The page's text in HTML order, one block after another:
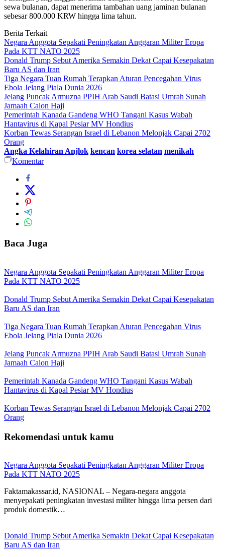
sewa bulanan, dapat menerima tambahan uang jaminan bulanan
sebesar 800.000 KRW hingga lima tahun.
Berita Terkait
Negara Anggota Sepakati Peningkatan Anggaran Militer Eropa
Pada KTT NATO 2025
Donald Trump Sebut Amerika Semakin Dekat Capai Kesepakatan
Baru AS dan Iran
Tiga Negara Tuan Rumah Terapkan Aturan Pencegahan Virus
Ebola Jelang Piala Dunia 2026
Jelang Puncak Armuzna PPIH Arab Saudi Batasi Umrah Sunah
Jamaah Calon Haji
Pemerintah Kanada Gandeng WHO Tangani Kasus Wabah
Hantavirus di Kapal Pesiar MV Hondius
Korban Tewas Serangan Israel di Lebanon Melonjak Capai 2702
Orang
Angka Kelahiran Anjlok kencan korea selatan menikah
Komentar
Baca Juga
Negara Anggota Sepakati Peningkatan Anggaran Militer Eropa
Pada KTT NATO 2025
Donald Trump Sebut Amerika Semakin Dekat Capai Kesepakatan
Baru AS dan Iran
Tiga Negara Tuan Rumah Terapkan Aturan Pencegahan Virus
Ebola Jelang Piala Dunia 2026
Jelang Puncak Armuzna PPIH Arab Saudi Batasi Umrah Sunah
Jamaah Calon Haji
Pemerintah Kanada Gandeng WHO Tangani Kasus Wabah
Hantavirus di Kapal Pesiar MV Hondius
Korban Tewas Serangan Israel di Lebanon Melonjak Capai 2702
Orang
Rekomendasi untuk kamu
Negara Anggota Sepakati Peningkatan Anggaran Militer Eropa
Pada KTT NATO 2025
Faktamakassar.id, NASIONAL – Negara-negara anggota
menyepakati peningkatan investasi militer hingga lima persen dari
produk domestik…
Donald Trump Sebut Amerika Semakin Dekat Capai Kesepakatan
Baru AS dan Iran